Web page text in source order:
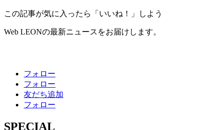
この記事が気に入ったら「いいね！」しよう
Web LEONの最新ニュースをお届けします。
フォロー
フォロー
友だち追加
フォロー
SPECIAL